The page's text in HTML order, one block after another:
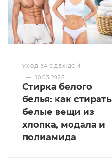
УХОД ЗА ОДЕЖДОЙ
—
10.03.2026
Стирка белого
белья: как стирать
белые вещи из
хлопка, модала и
полиамида